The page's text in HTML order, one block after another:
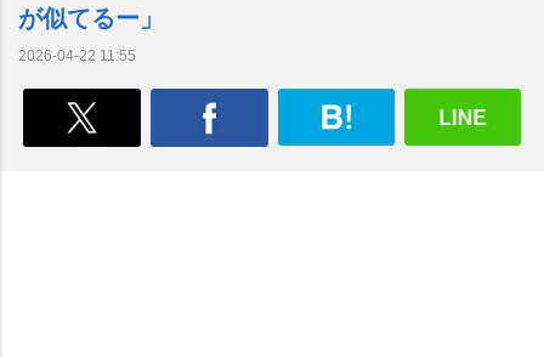
が似てるー」
2026-04-22 11:55